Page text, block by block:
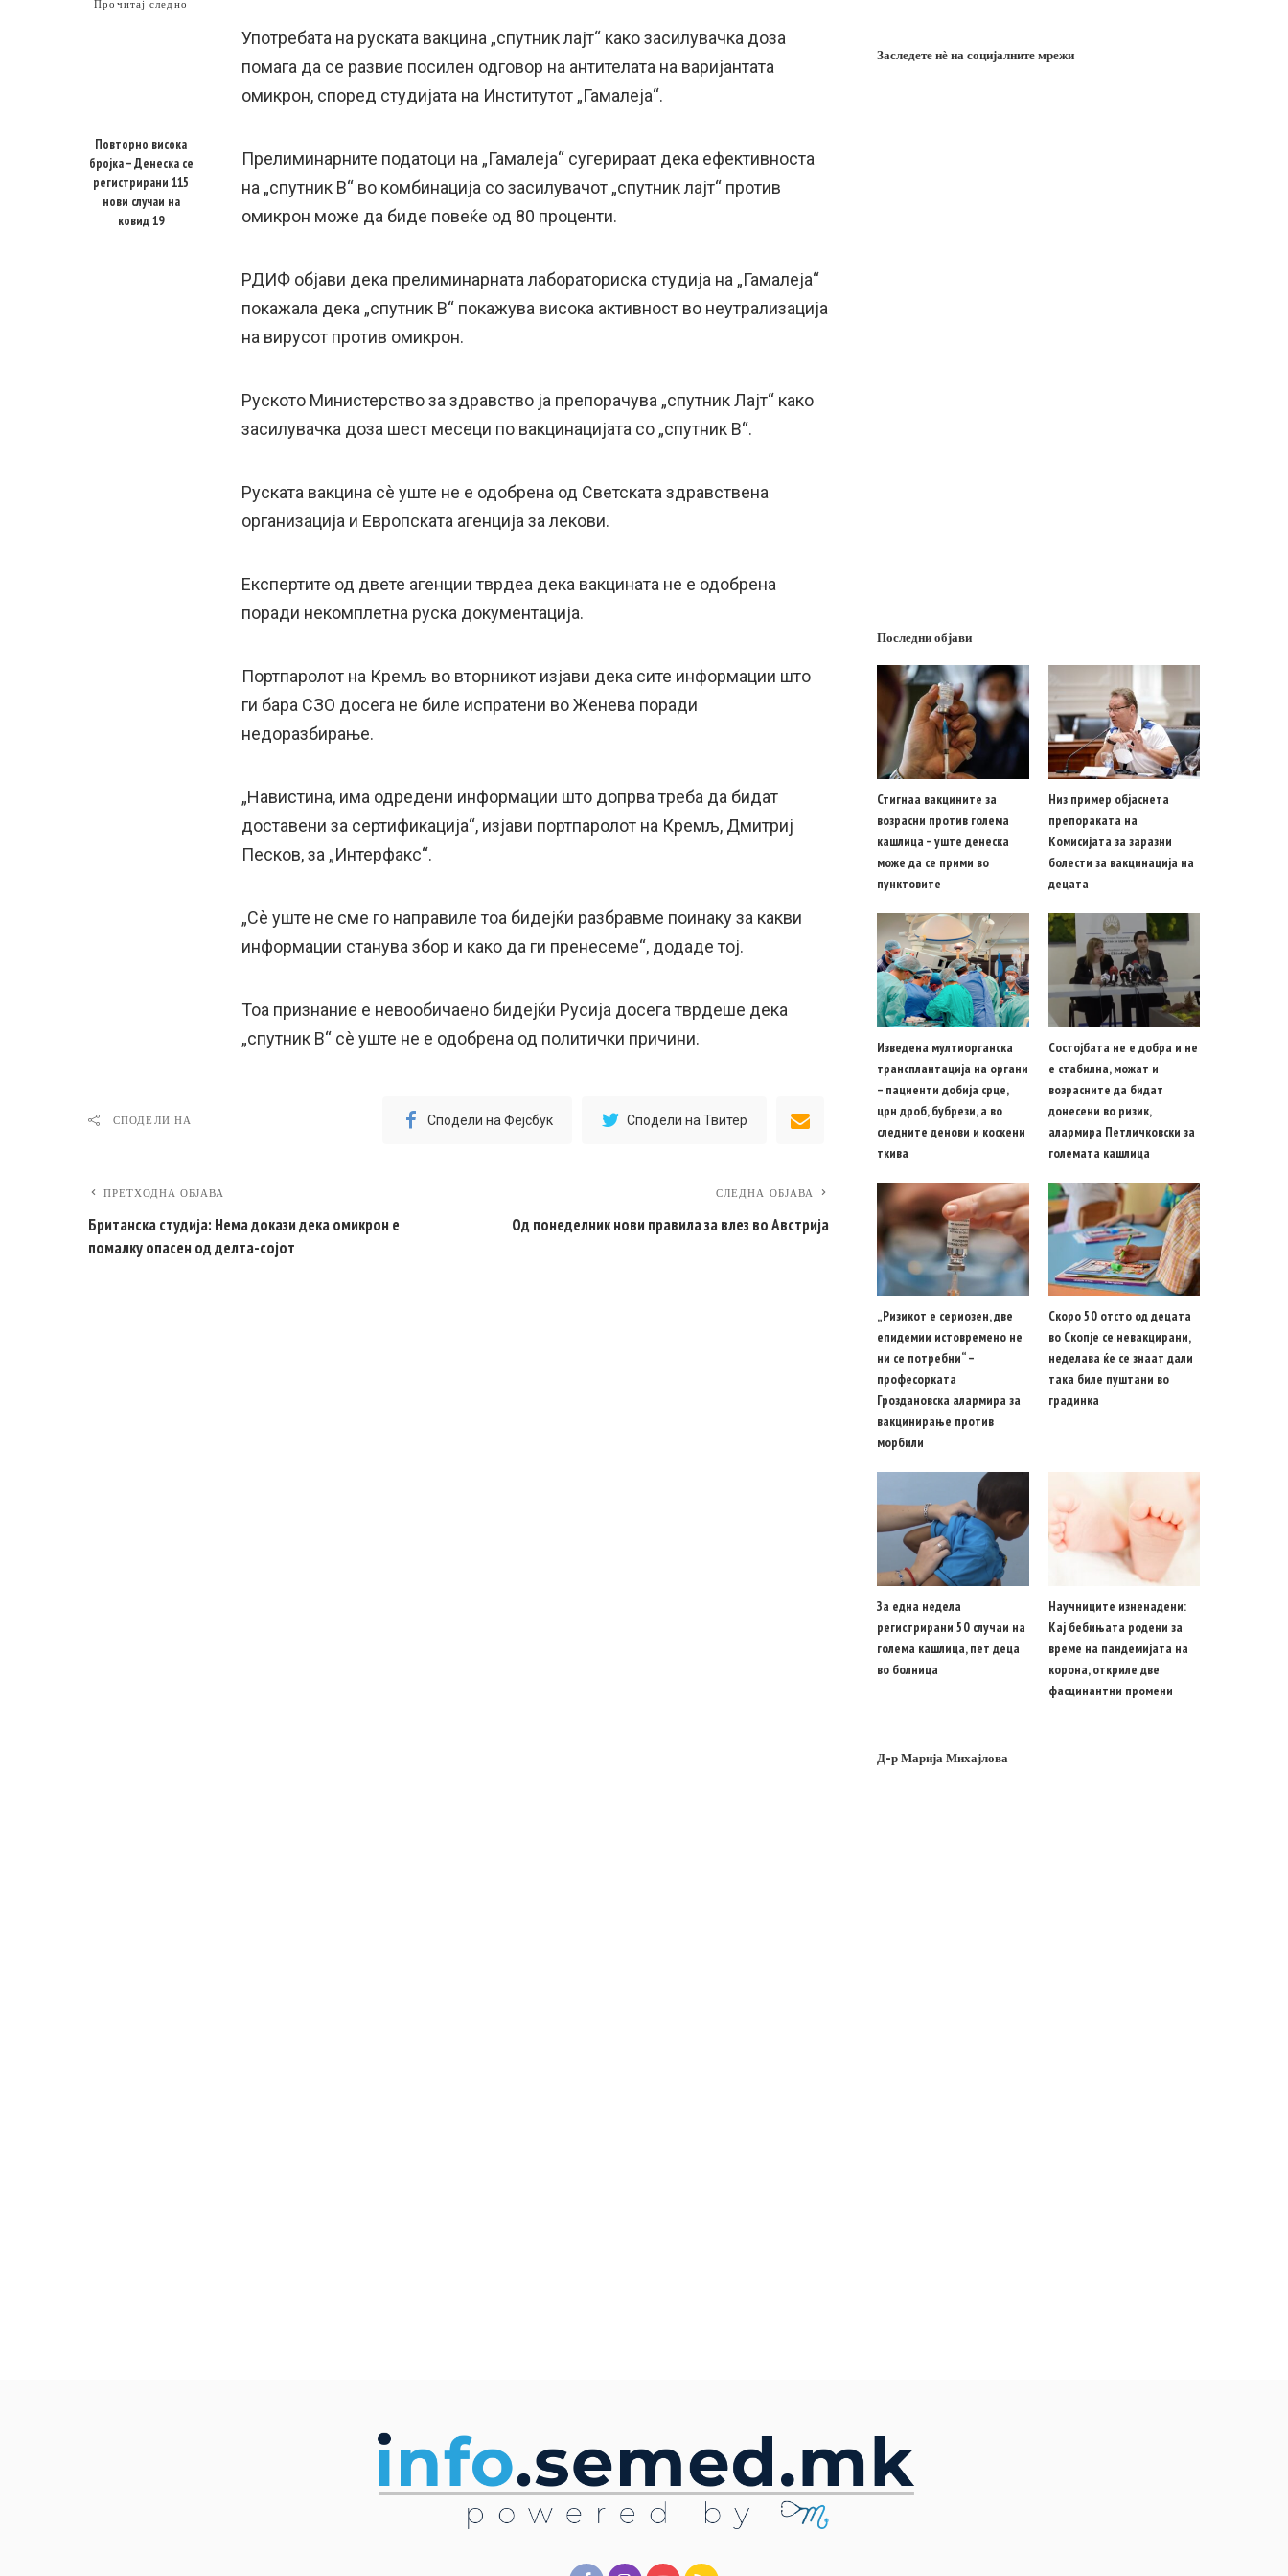
Прочитај следно
Повторно висока
бројка – Денеска се
регистрирани 115
нови случаи на
ковид 19
Употребата на руската вакцина „спутник лајт“ како засилувачка доза
помага да се развие посилен одговор на антителата на варијантата
омикрон, според студијата на Институтот „Гамалеја“.
Прелиминарните податоци на „Гамалеја“ сугерираат дека ефективноста
на „спутник В“ во комбинација со засилувачот „спутник лајт“ против
омикрон може да биде повеќе од 80 проценти.
РДИФ објави дека прелиминарната лабораториска студија на „Гамалеја“
покажала дека „спутник В“ покажува висока активност во неутрализација
на вирусот против омикрон.
Руското Министерство за здравство ја препорачува „спутник Лајт“ како
засилувачка доза шест месеци по вакцинацијата со „спутник В“.
Руската вакцина сè уште не е одобрена од Светската здравствена
организација и Европската агенција за лекови.
Експертите од двете агенции тврдеа дека вакцината не е одобрена
поради некомплетна руска документација.
Портпаролот на Кремљ во вторникот изјави дека сите информации што
ги бара СЗО досега не биле испратени во Женева поради
недоразбирање.
„Навистина, има одредени информации што допрва треба да бидат
доставени за сертификација“, изјави портпаролот на Кремљ, Дмитриј
Песков, за „Интерфакс“.
„Сè уште не сме го направиле тоа бидејќи разбравме поинаку за какви
информации станува збор и како да ги пренесеме“, додаде тој.
Тоа признание е невообичаено бидејќи Русија досега тврдеше дека
„спутник В“ сè уште не е одобрена од политички причини.
СПОДЕЛИ НА Сподели на Фејсбук Сподели на Твитер
ПРЕТХОДНА ОБЈАВА
Британска студија: Нема докази дека омикрон е
помалку опасен од делта-сојот
СЛЕДНА ОБЈАВА
Од понеделник нови правила за влез во Австрија
Заследете нѐ на социјалните мрежи
Последни објави
Стигнаа вакцините за
возрасни против голема
кашлица – уште денеска
може да се прими во
пунктовите
Низ пример објаснета
препораката на
Комисијата за заразни
болести за вакцинација на
децата
Изведена мултиорганска
трансплантација на органи
– пациенти добија срце,
црн дроб, бубрези, а во
следните денови и коскени
ткива
Состојбата не е добра и не
е стабилна, можат и
возрасните да бидат
донесени во ризик,
алармира Петличковски за
големата кашлица
„Ризикот е сериозен, две
епидемии истовремено не
ни се потребни“ –
професорката
Гроздановска алармира за
вакцинирање против
морбили
Скоро 50 отсто од децата
во Скопје се невакцирани,
неделава ќе се знаат дали
така биле пуштани во
градинка
За една недела
регистрирани 50 случаи на
голема кашлица, пет деца
во болница
Научниците изненадени:
Кај бебињата родени за
време на пандемијата на
корона, откриле две
фасцинантни промени
Д-р Марија Михајлова